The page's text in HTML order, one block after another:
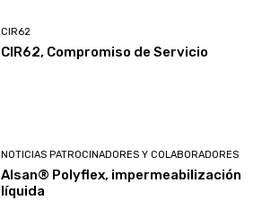
CIR62
CIR62, Compromiso de Servicio
NOTICIAS PATROCINADORES Y COLABORADORES
Alsan® Polyflex, impermeabilización
líquida